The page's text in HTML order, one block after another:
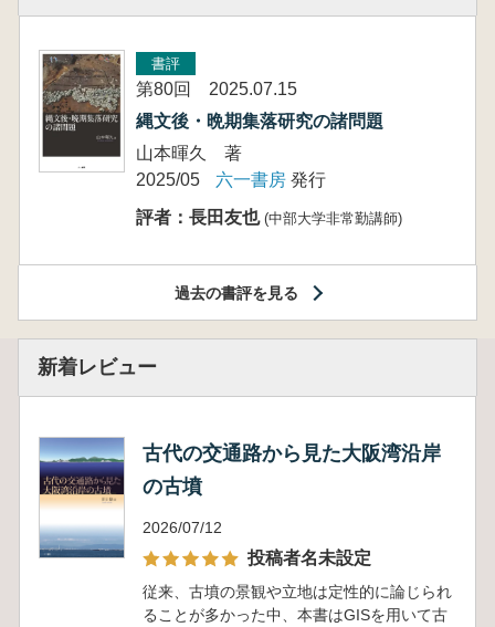
書評
第80回 2025.07.15
縄文後・晩期集落研究の諸問題
山本暉久 著
2025/05
六一書房 発行
評者：長田友也 (中部大学非常勤講師)
過去の書評を見る
新着レビュー
古代の交通路から見た大阪湾沿岸
の古墳
2026/07/12
投稿者名未設定
従来、古墳の景観や立地は定性的に論じられ
ることが多かった中、本書はGISを用いて古